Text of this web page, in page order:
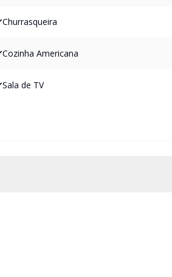
Churrasqueira
Cozinha Americana
Sala de TV